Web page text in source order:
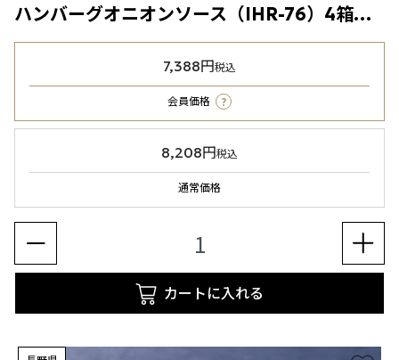
ハンバーグオニオンソース（IHR-76）4箱（冷凍食品）
7,388円税込
会員価格 ?
8,208円税込
通常価格
カートに入れる